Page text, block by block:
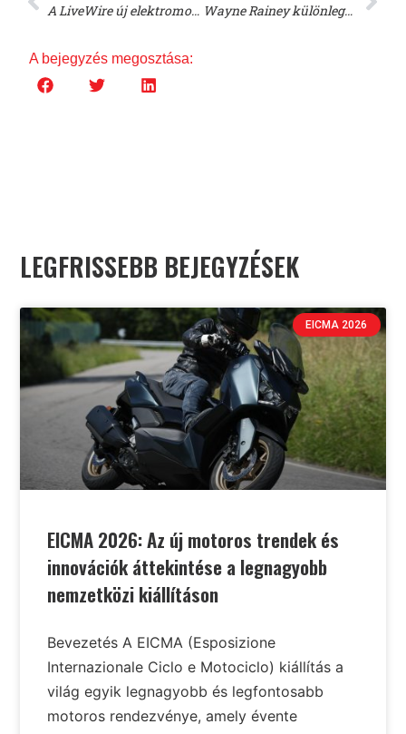
A LiveWire új elektromos koncepciót mutat be a H-D hazatérésen Wayne Rainey különleges Yamaha XSR900 GP motorral száguldott a Laguna Secán
A bejegyzés megosztása:
LEGFRISSEBB BEJEGYZÉSEK
EICMA 2026
EICMA 2026: Az új motoros trendek és
innovációk áttekintése a legnagyobb
nemzetközi kiállításon
Bevezetés A EICMA (Esposizione
Internazionale Ciclo e Motociclo) kiállítás a
világ egyik legnagyobb és legfontosabb
motoros rendezvénye, amely évente